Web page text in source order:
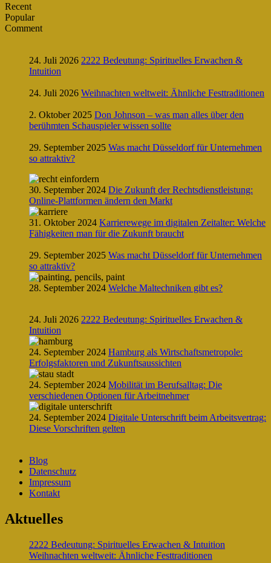
Recent
Popular
Comment
24. Juli 2026 2222 Bedeutung: Spirituelles Erwachen &
Intuition
24. Juli 2026 Weihnachten weltweit: Ähnliche Festtraditionen
2. Oktober 2025 Don Johnson – was man alles über den
berühmten Schauspieler wissen sollte
29. September 2025 Was macht Düsseldorf für Unternehmen
so attraktiv?
30. September 2024 Die Zukunft der Rechtsdienstleistung:
Online-Plattformen ändern den Markt
31. Oktober 2024 Karrierewege im digitalen Zeitalter: Welche
Fähigkeiten man für die Zukunft braucht
29. September 2025 Was macht Düsseldorf für Unternehmen
so attraktiv?
28. September 2024 Welche Maltechniken gibt es?
24. Juli 2026 2222 Bedeutung: Spirituelles Erwachen &
Intuition
24. September 2024 Hamburg als Wirtschaftsmetropole:
Erfolgsfaktoren und Zukunftsaussichten
24. September 2024 Mobilität im Berufsalltag: Die
verschiedenen Optionen für Arbeitnehmer
24. September 2024 Digitale Unterschrift beim Arbeitsvertrag:
Diese Vorschriften gelten
Blog
Datenschutz
Impressum
Kontakt
Aktuelles
2222 Bedeutung: Spirituelles Erwachen & Intuition
Weihnachten weltweit: Ähnliche Festtraditionen